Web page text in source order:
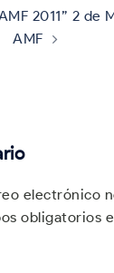
2011” 2 de
AMF
electrónico
obligatorios